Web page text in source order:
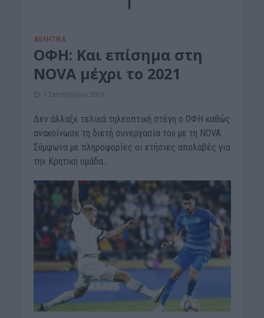
ΑΘΛΗΤΙΚΑ
ΟΦΗ: Και επίσημα στη
NOVA μέχρι το 2021
7 Σεπτεμβρίου 2019
Δεν άλλαξε τελικά τηλεοπτική στέγη ο ΟΦΗ καθώς
ανακοίνωσε τη διετή συνεργασία του με τη NOVA.
Σύμφωνα με πληροφορίες οι ετήσιες απολαβές για
την Κρητική ομάδα...